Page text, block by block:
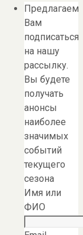
Предлагаем
Вам
подписаться
на нашу
рассылку.
Вы будете
получать
анонсы
наиболее
значимых
событий
текущего
сезона
Имя или
ФИО